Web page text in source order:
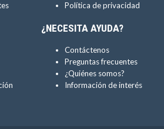
Política de privacidad
¿NECESITA AYUDA?
Contáctenos
Preguntas frecuentes
¿Quiénes somos?
Información de interés